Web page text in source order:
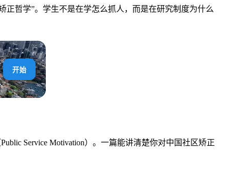
正哲学”。学生不是在学怎么抓人，而是在研究制度为什么
开始
Service Motivation）。一篇能讲清楚你对中国社区矫正